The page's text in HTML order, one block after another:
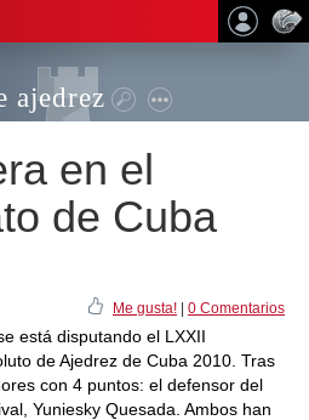
ajedrez
en el
de Cuba
Me gusta! 0 Comentarios
está disputando el LXXII
de Ajedrez de Cuba 2010. Tras
con 4 puntos: el defensor del
Yuniesky Quesada. Ambos han